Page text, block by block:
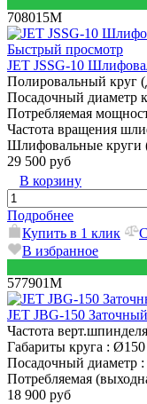
708015M
Быстрый просмотр
JET JSSG-10
Полировальный круг
Посадочный диаметр
Потребляемая
Частота вращения
Шлифовальные
29 500 руб
В корзину
Подробнее
Купить в 1 клик
В избранное
577901M
JET JBG-150
Частота
Габариты круга :
Посадочный диаметр
Потребляемая
18 900 руб